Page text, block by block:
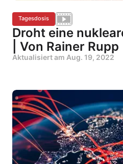
Tagesdosis
Droht eine
| Von Rainer Rupp
Aktualisiert am Aug. 19, 2022